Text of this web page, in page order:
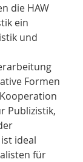
die HAW
ein
und
Formen
Publizistik,
ideal
für